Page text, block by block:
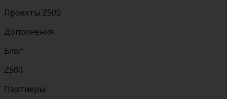
Проекты Z500
Дополнения
Блог
Z500
Партнеры